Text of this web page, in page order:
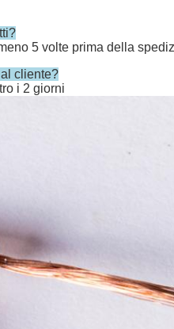
5 volte prima della
cliente?
i 2 giorni